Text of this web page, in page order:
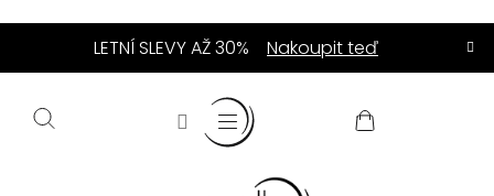
obsah
LETNÍ SLEVY AŽ 30% Nakoupit teď